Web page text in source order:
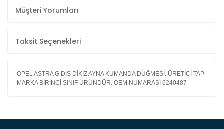
Müşteri Yorumları
Taksit Seçenekleri
OPEL ASTRA G DIŞ DİKİZ AYNA KUMANDA DÜĞMESİ. ÜRETİCİ TAP
MARKA BİRİNCİ SINIF ÜRÜNDÜR. OEM NUMARASI 6240487